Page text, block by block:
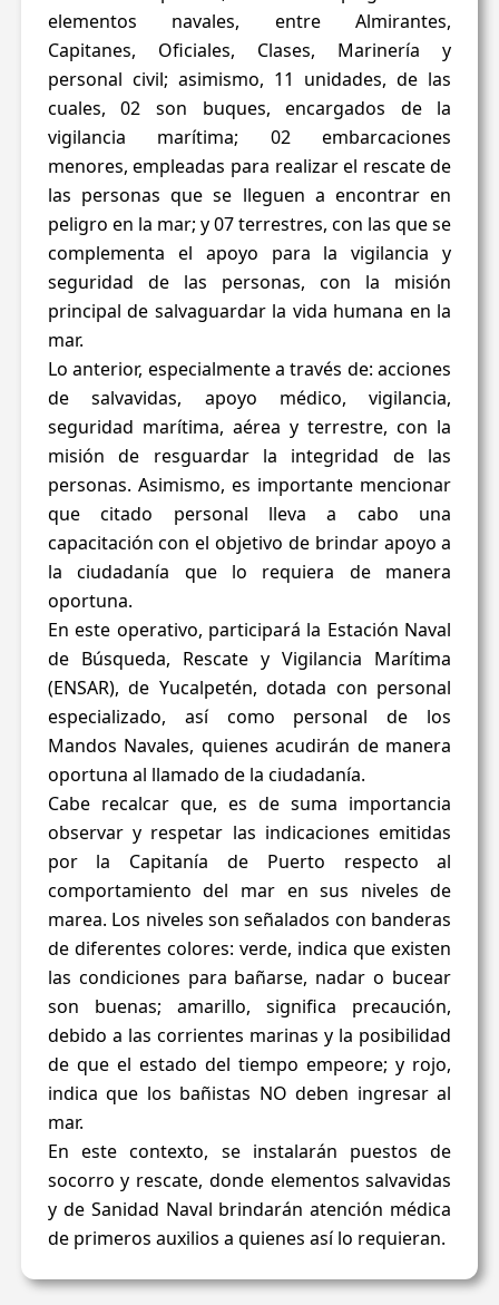
elementos navales, entre Almirantes,
Capitanes, Oficiales, Clases, Marinería y
personal civil; asimismo, 11 unidades, de las
cuales, 02 son buques, encargados de la
vigilancia marítima; 02 embarcaciones
menores, empleadas para realizar el rescate de
las personas que se lleguen a encontrar en
peligro en la mar; y 07 terrestres, con las que se
complementa el apoyo para la vigilancia y
seguridad de las personas, con la misión
principal de salvaguardar la vida humana en la
mar.
Lo anterior, especialmente a través de: acciones
de salvavidas, apoyo médico, vigilancia,
seguridad marítima, aérea y terrestre, con la
misión de resguardar la integridad de las
personas. Asimismo, es importante mencionar
que citado personal lleva a cabo una
capacitación con el objetivo de brindar apoyo a
la ciudadanía que lo requiera de manera
oportuna.
En este operativo, participará la Estación Naval
de Búsqueda, Rescate y Vigilancia Marítima
(ENSAR), de Yucalpetén, dotada con personal
especializado, así como personal de los
Mandos Navales, quienes acudirán de manera
oportuna al llamado de la ciudadanía.
Cabe recalcar que, es de suma importancia
observar y respetar las indicaciones emitidas
por la Capitanía de Puerto respecto al
comportamiento del mar en sus niveles de
marea. Los niveles son señalados con banderas
de diferentes colores: verde, indica que existen
las condiciones para bañarse, nadar o bucear
son buenas; amarillo, significa precaución,
debido a las corrientes marinas y la posibilidad
de que el estado del tiempo empeore; y rojo,
indica que los bañistas NO deben ingresar al
mar.
En este contexto, se instalarán puestos de
socorro y rescate, donde elementos salvavidas
y de Sanidad Naval brindarán atención médica
de primeros auxilios a quienes así lo requieran.